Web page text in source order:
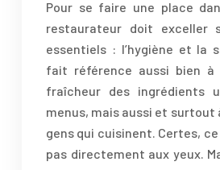
Pour se faire une place
restaurateur doit exceller
essentiels : l’hygiène et la
fait référence aussi bien
fraîcheur des ingrédients
menus, mais aussi et surtout
gens qui cuisinent. Certes,
pas directement aux yeux.